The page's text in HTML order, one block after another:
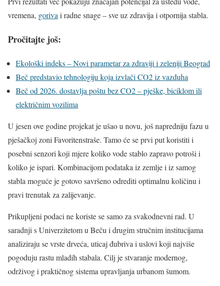
vremena, gorivai radne snage – sve uz zdravija i otpornija stabla.
Pročitajte još:
Ekološki indeks – Novi parametar za zdraviji i zeleniji Beograd
Beč predstavio tehnologiju koja izvlači CO2 iz vazduha
Beč od 2026. dostavlja poštu bez CO2 – pješke, biciklom ili
električnim vozilima
U jesen ove godine projekat je ušao u novu, još napredniju fazu u
pješačkoj zoni Favoritenstraše. Tamo će se prvi put koristiti i
posebni senzori koji mjere koliko vode stablo zapravo potroši i
koliko je ispari. Kombinacijom podataka iz zemlje i iz samog
stabla moguće je gotovo savršeno odrediti optimalnu količinu i
pravi trenutak za zalijevanje.
Prikupljeni podaci ne koriste se samo za svakodnevni rad. U
saradnji s Univerzitetom u Beču i drugim stručnim institucijama
analiziraju se vrste drveća, uticaj đubriva i uslovi koji najviše
pogoduju rastu mladih stabala. Cilj je stvaranje modernog,
održivog i praktičnog sistema upravljanja urbanom šumom.